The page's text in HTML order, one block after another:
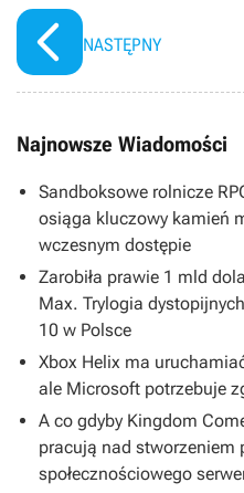
NASTĘPNY
Najnowsze Wiadomości
Sandboksowe rolnicze
osiąga kluczowy kamień
wczesnym dostępie
Zarobiła prawie 1 mld
Max. Trylogia
10 w Polsce
Xbox Helix ma
ale Microsoft potrzebuje
A co gdyby Kingdom
pracują nad stworzeniem
społecznościowego